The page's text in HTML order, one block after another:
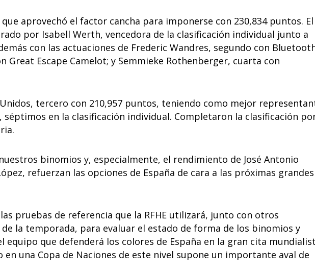
aprovechó el factor cancha para imponerse con 230,834 puntos. El
por Isabell Werth, vencedora de la clasificación individual junto a
con las actuaciones de Frederic Wandres, segundo con
Great Escape Camelot; y Semmieke Rothenberger, cuarta con
tercero con 210,957 puntos, teniendo como mejor
séptimos en la clasificación individual. Completaron la clasificación
binomios y, especialmente, el rendimiento de José Antonio
refuerzan las opciones de España de cara a las próximas grandes
pruebas de referencia que la RFHE utilizará, junto con otros
la temporada, para evaluar el estado de forma de los binomios y
equipo que defenderá los colores de España en la gran cita
en una Copa de Naciones de este nivel supone un importante aval de